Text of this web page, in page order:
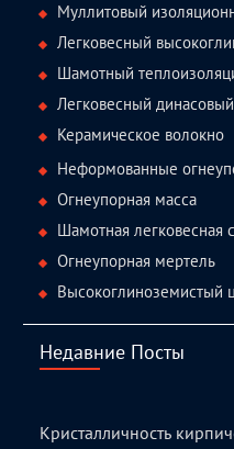
Муллитовый
Легковесный
Шамотный
Легковесный
Керамическое волокно
Неформованные
Огнеупорная масса
Шамотная легковесная
Огнеупорная мертель
Высокоглиноземистый
Недавние Посты
Кристалличность